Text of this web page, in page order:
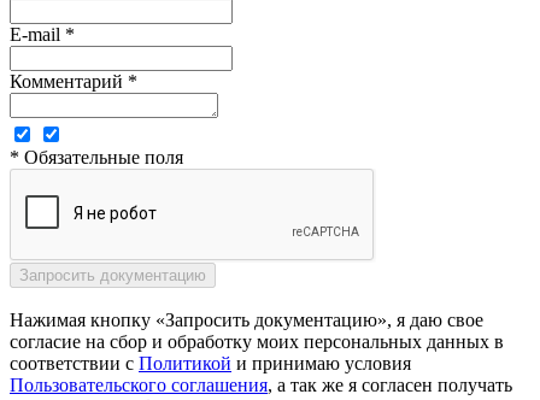
E-mail *
Комментарий *
* Обязательные поля
Нажимая кнопку «Запросить документацию», я даю свое
согласие на сбор и обработку моих персональных данных в
соответствии с Политикой и принимаю условия
Пользовательского соглашения, а так же я согласен получать